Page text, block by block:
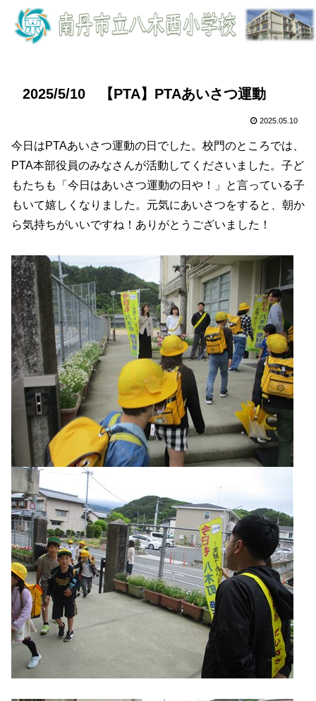
2025/5/10 【PTA】PTAあいさつ運動
2025.05.10
今日はPTAあいさつ運動の日でした。校門のところでは、
PTA本部役員のみなさんが活動してくださいました。子ど
もたちも「今日はあいさつ運動の日や！」と言っている子
もいて嬉しくなりました。元気にあいさつをすると、朝か
ら気持ちがいいですね！ありがとうございました！